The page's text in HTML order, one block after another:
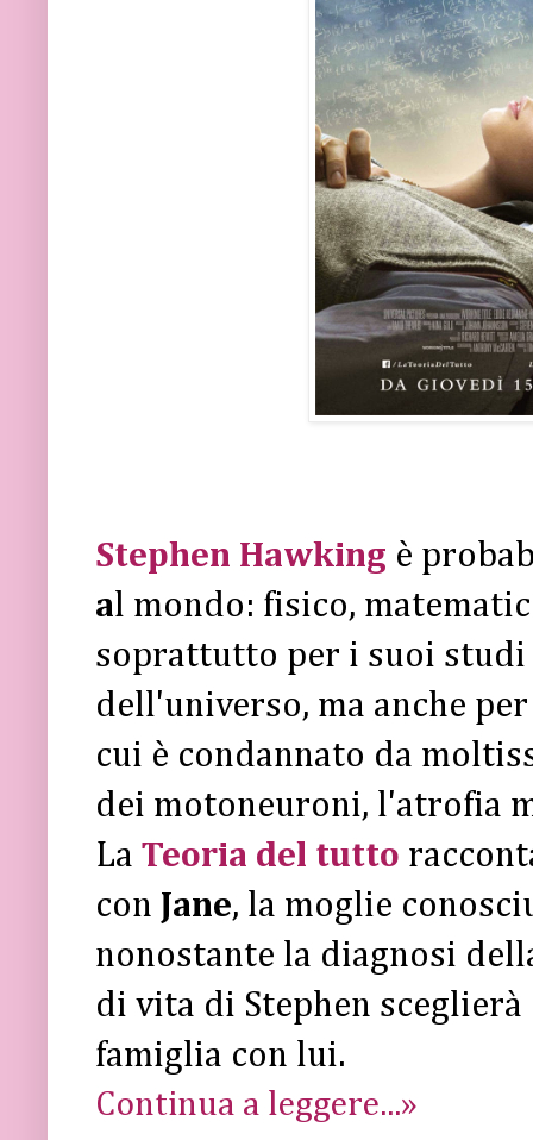
Stephen Hawking è
al mondo: fisico,
soprattutto per i suoi
dell'universo, ma anche
cui è condannato da
dei motoneuroni, l'atrofia
La Teoria del tutto
con Jane, la moglie
nonostante la diagnosi
di vita di Stephen
famiglia con lui.
Continua a leggere...»